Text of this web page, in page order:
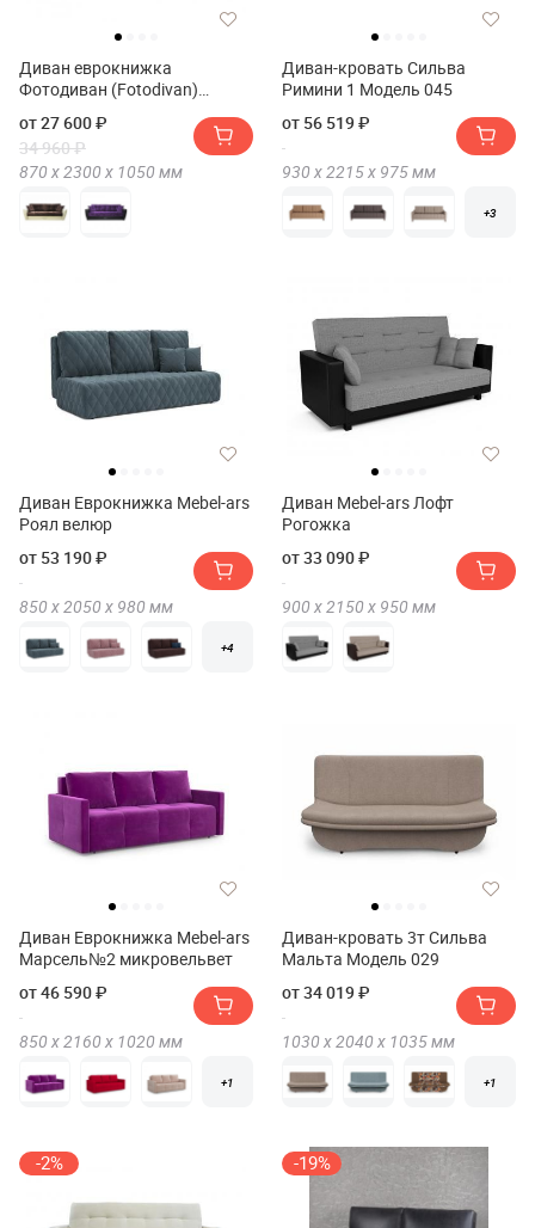
Диван еврокнижка
Фотодиван (Fotodivan)
от 27 600 ₽
34 960 ₽
870 х2300 х 1050 мм
Диван-кровать Сильва
Римини 1 Модель 045
от 56 519 ₽
930 х2215 х 975мм
+3
Диван Еврокнижка Mebel-ars
Роял велюр
от 53 190 ₽
850 х2050 х 980 мм
+4
Диван Mebel-ars Лофт
Рогожка
от 33 090 ₽
900 х2150 х 950 мм
Диван Еврокнижка Mebel-ars
Марсель№2 микровельвет
от 46 590 ₽
850 х2160 х 1020 мм
+1
Диван-кровать 3т Сильва
Мальта Модель 029
от 34 019 ₽
1030 х2040 х 1035мм
+1
-2% -19%